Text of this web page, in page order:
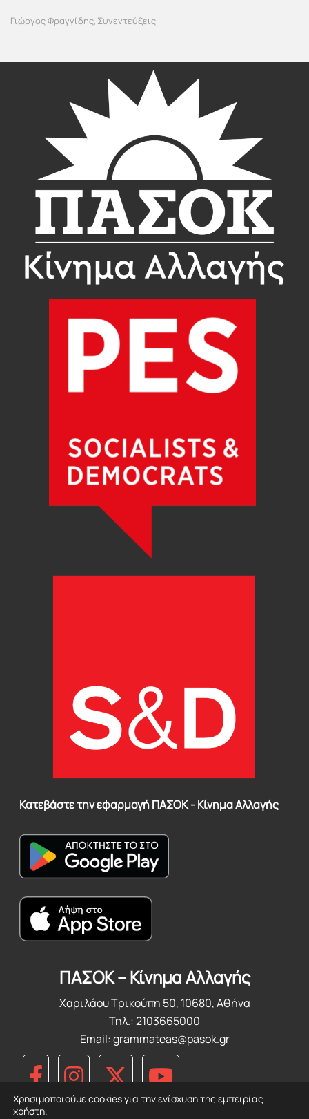
Γιώργος Φραγγίδης, Συνεντεύξεις
Κατεβάστε την εφαρμογή ΠΑΣΟΚ - Κίνημα Αλλαγής
ΠΑΣΟΚ – Κίνημα Αλλαγής
Χαριλάου Τρικούπη 50, 10680, Αθήνα
Τηλ.: 2103665000
Email:grammateas@pasok.gr
Χρησιμοποιούμε cookies για την ενίσχυση της εμπειρίας
χρήστη.